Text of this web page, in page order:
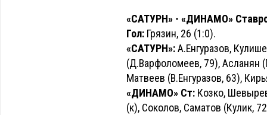
«САТУРН» - «ДИНАМО»
Гол: Грязин, 26 (1:0).
«САТУРН»:А.Енгуразов,
(Д.Варфоломеев, 79), Асланян
Матвеев (В.Енгуразов, 63),
«ДИНАМО» Ст: Козко,
(к), Соколов, Саматов (Кулик,